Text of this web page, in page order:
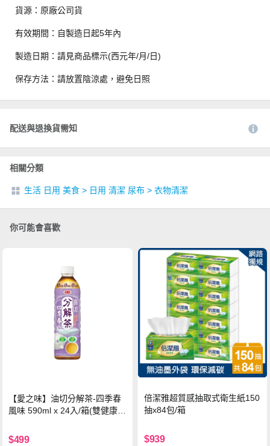
貨源：原廠公司貨
有效期間：自製造日起5年內
製造日期：請見商品標示(西元年/月/日)
保存方法：請放置陰涼處，避免日照
配送與退換貨需知
相關分類
生活 日用 美食 > 日用 清潔 尿布 > 衣物清潔
你可能會喜歡
【愛之味】油切分解茶-四季春
風味 590ml x 24入/箱(雙健康認
$499
倍潔雅超質感抽取式衛生紙150
抽x84包/箱
$939